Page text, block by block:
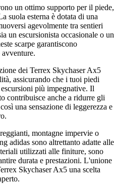
un ottimo supporto per il piede,
suola esterna è dotata di una
agevolmente tra sentieri
un escursionista occasionale o un
scarpe garantiscono
dei Terrex Skychaser Ax5
assicurando che i tuoi piedi
più impegnative. Il
contribuisce anche a ridurre gli
una sensazione di leggerezza e
montagne impervie o
adidas sono altrettanto adatte alle
utilizzati alle finiture, sono
durata e prestazioni. L'unione
Skychaser Ax5 una scelta